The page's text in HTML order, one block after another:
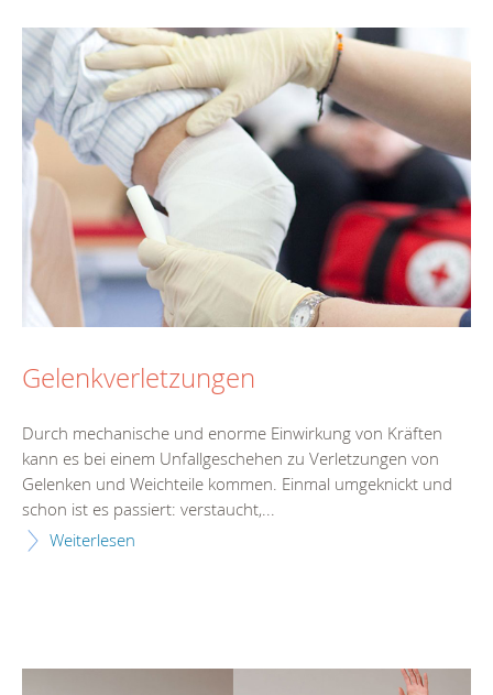
Gelenkverletzungen
Durch mechanische und enorme Einwirkung von Kräften
kann es bei einem Unfallgeschehen zu Verletzungen von
Gelenken und Weichteile kommen. Einmal umgeknickt und
schon ist es passiert: verstaucht,...
Weiterlesen